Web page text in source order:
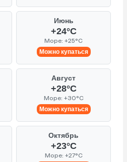
Июнь
+24°C
Море: +25°C
Можно купаться
Август
+28°C
Море: +30°C
Можно купаться
Октябрь
+23°C
Море: +27°C